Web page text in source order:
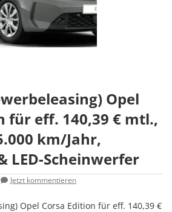
Opel
für eff. 140,39 € mtl.,
km/Jahr,
LED-Scheinwerfer
Jetzt kommentieren
Opel Corsa Edition für eff. 140,39 €